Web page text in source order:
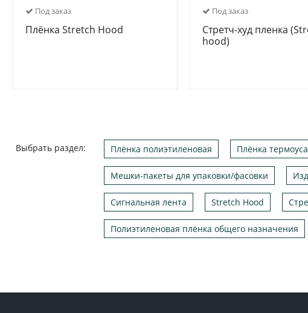
Под заказ
Плёнка Stretch Hood
Под заказ
Стретч-худ пленка
hood)
Выбрать раздел: Плёнка полиэтиленовая Плёнка
Мешки-пакеты для упаковки/фасовки
Сигнальная лента Stretch Hood
Полиэтиленовая плёнка общего назначения